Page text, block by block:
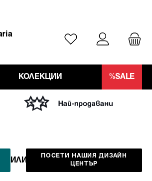
Имате 0 артикули
КОЛЕКЦИИ %SALE
ИЛИ
ПОСЕТИ НАШИЯ ДИЗАЙН
ЦЕНТЪР